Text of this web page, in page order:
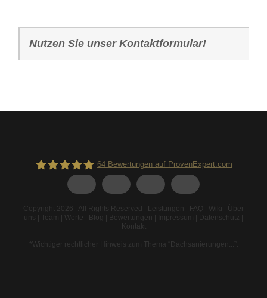
Nutzen Sie unser Kontaktformular!
64Bewertungen auf ProvenExpert.com
Copyright 2026 | All Rights Reserved | Leistungen FAQ Wiki
Über
uns
Team Werte Blog Bewertungen Impressum Datenschutz
Kontakt
*Wichtiger rechtlicher Hinweis zum Thema “Dachsanierungen...” .